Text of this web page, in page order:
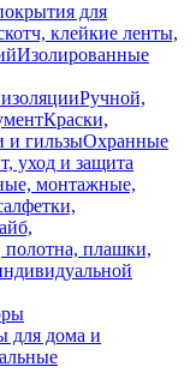
для
клейкие ленты,
Изолированные
Ручной,
Краски,
и гильзыОхранные
уход и защита
монтажные,
полотна, плашки,
для дома и